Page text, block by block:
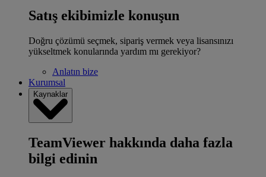
Satış ekibimizle konuşun
Doğru çözümü seçmek, sipariş vermek veya lisansınızı
yükseltmek konularında yardım mı gerekiyor?
Anlatın bize
Kurumsal
Kaynaklar
TeamViewer hakkında daha fazla
bilgi edinin